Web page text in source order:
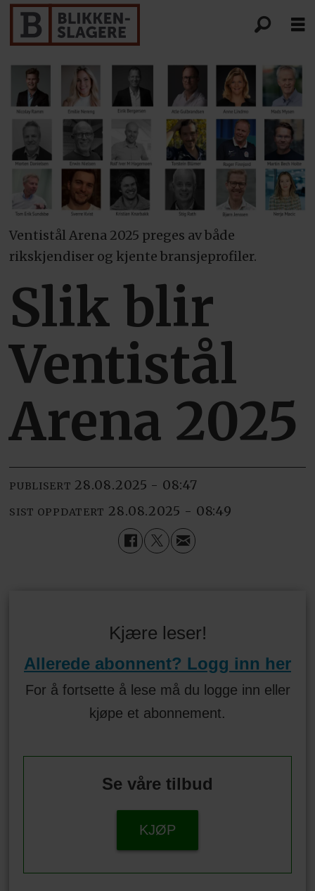
Ventistål Arena 2025 preges av både
rikskjendiser og kjente bransjeprofiler.
Slik blir
Ventistål
Arena 2025
PUBLISERT 28.08.2025 - 08:47
SIST OPPDATERT 28.08.2025 - 08:49
Kjære leser!
Allerede abonnent? Logg inn her
For å fortsette å lese må du logge inn eller
kjøpe et abonnement.
Se våre tilbud
KJØP